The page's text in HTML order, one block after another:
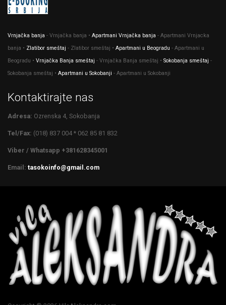
Vrnjačka banja - Vrnjačka banja • Apartmani Vrnjačka banja - Apartmani Vrnjacka
banja • Zlatibor smeštaj - Zlatibor smeštaj • Apartmani u Beogradu - Apartmani u
Beogradu • Vrnjačka Banja smeštaj - Vrnjačka Banja smeštaj • Sokobanja smeštaj -
Sokobanja smeštaj • Apartmani u Sokobanji - Apartmani u Sokobanji
Kontaktirajte nas
Adresa: Ozrenska 4, Sokobanja
Tel/Fax: (018) 837 004 * 062 85 81 832
Viber / Whatsapp +381628345001
Email: tasokoinfo@gmail.com